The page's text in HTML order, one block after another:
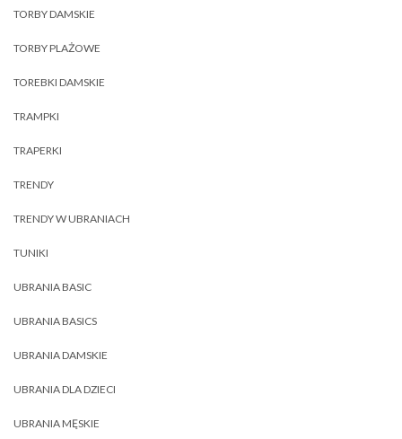
TORBY DAMSKIE
TORBY PLAŻOWE
TOREBKI DAMSKIE
TRAMPKI
TRAPERKI
TRENDY
TRENDY W UBRANIACH
TUNIKI
UBRANIA BASIC
UBRANIA BASICS
UBRANIA DAMSKIE
UBRANIA DLA DZIECI
UBRANIA MĘSKIE